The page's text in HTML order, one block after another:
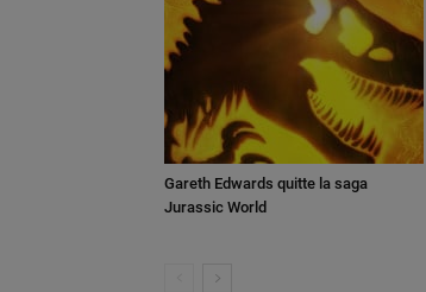
Gareth Edwards quitte la saga
Jurassic World